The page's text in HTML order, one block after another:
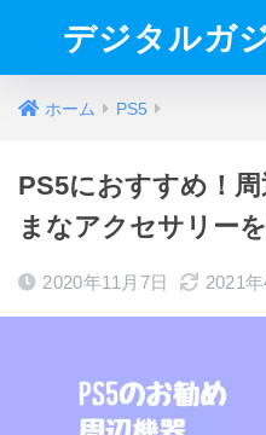
デジタルガ
ホーム PS5
PS5におすすめ！
まなアクセサリー
2020年11月7日 2021